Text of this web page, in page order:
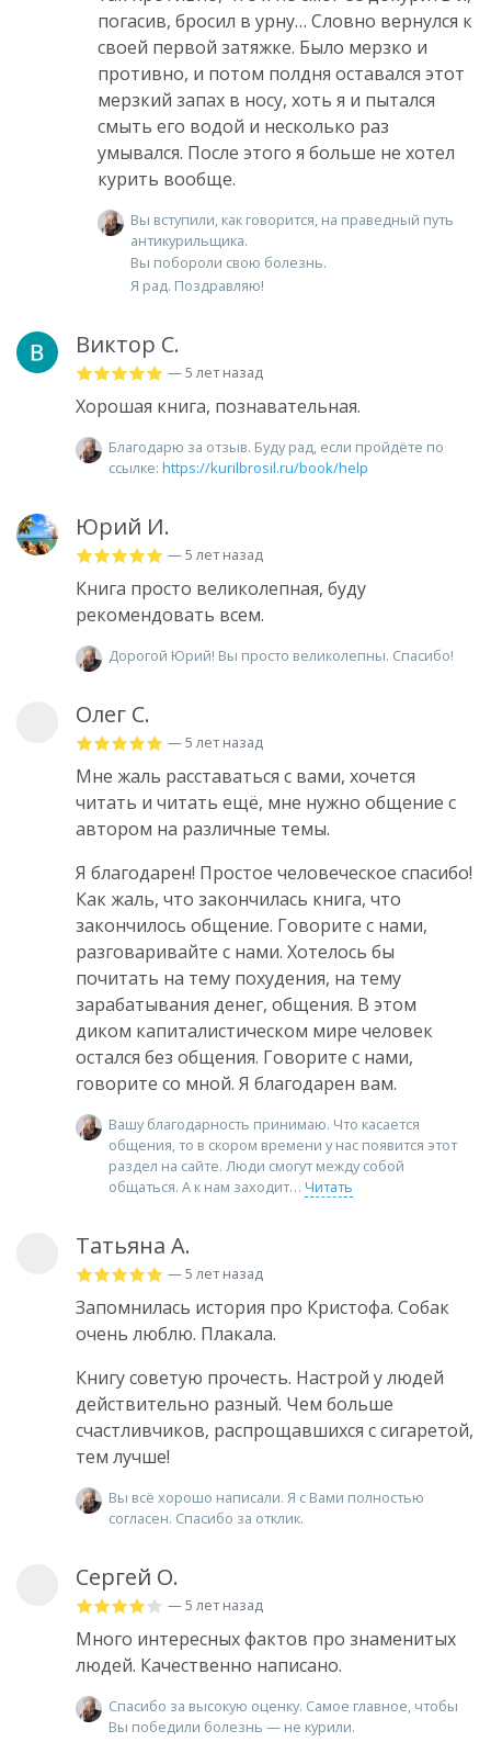
погасив, бросил в урну… Cловно вернулся к
своей первой затяжке. Было мерзко и
противно, и потом полдня оставался этот
мерзкий запах в носу, хоть я и пытался
смыть его водой и несколько раз
умывался. После этого я больше не хотел
курить вообще.
Вы вступили, как говорится, на праведный путь
антикурильщика.
Вы побороли свою болезнь.
Я рад. Поздравляю!
Виктор С.
— 5 лет назад
Хорошая книга, познавательная.
Благодарю за отзыв. Буду рад, если пройдёте по
ссылке: https://kurilbrosil.ru/book/help
Юрий И.
— 5 лет назад
Книга просто великолепная, буду
рекомендовать всем.
Дорогой Юрий! Вы просто великолепны. Спасибо!
Олег С.
— 5 лет назад
Мне жаль расставаться с вами, хочется
читать и читать ещё, мне нужно общение с
автором на различные темы.
Я благодарен! Простое человеческое спасибо!
Как жаль, что закончилась книга, что
закончилось общение. Говорите с нами,
разговаривайте с нами. Хотелось бы
почитать на тему похудения, на тему
зарабатывания денег, общения. В этом
диком капиталистическом мире человек
остался без общения. Говорите с нами,
говорите со мной. Я благодарен вам.
Вашу благодарность принимаю. Что касается
общения, то в скором времени у нас появится этот
раздел на сайте. Люди смогут между собой
общаться. А к нам заходит
Читать
Татьяна А.
— 5 лет назад
Запомнилась история про Кристофа. Собак
очень люблю. Плакала.
Книгу советую прочесть. Настрой у людей
действительно разный. Чем больше
счастливчиков, распрощавшихся с сигаретой,
тем лучше!
Вы всё хорошо написали. Я с Вами полностью
согласен. Спасибо за отклик.
Сергей О.
— 5 лет назад
Много интересных фактов про знаменитых
людей. Качественно написано.
Спасибо за высокую оценку. Самое главное, чтобы
Вы победили болезнь — не курили.